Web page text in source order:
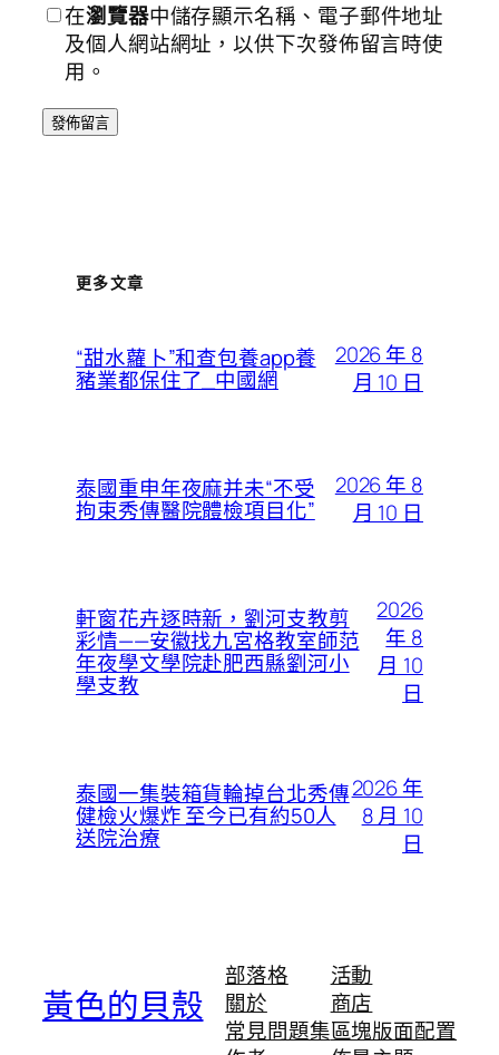
在瀏覽器中儲存顯示名稱、電子郵件地址
及個人網站網址，以供下次發佈留言時使
用。
更多文章
“甜水蘿卜”和查包養app養
豬業都保住了_中國網
2026 年 8
月 10 日
泰國重申年夜麻并未“不受
拘束秀傳醫院體檢項目化”
2026 年 8
月 10 日
軒窗花卉逐時新，劉河支教剪
彩情——安徽找九宮格教室師范
年夜學文學院赴肥西縣劉河小
學支教
2026
年 8
月 10
日
泰國一集裝箱貨輪掉台北秀傳
健檢火爆炸 至今已有約50人
送院治療
2026 年
8 月 10
日
黃色的貝殼
部落格
關於
常見問題集
活動
商店
區塊版面配置